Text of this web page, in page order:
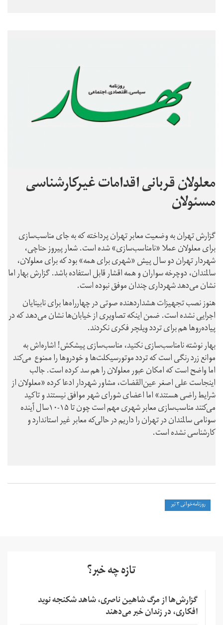
معلولان قربانی اقدامات غیرکارشناسی
مسئولان
گزارش تهران به وضعیت معابر تهران پرداخته که به جای مناسب‌‌سازی
برای معلولان عملا «نامناسب‌سازی» شده است. شعار پیروز حناچی،
شهردار تهران دو سال پیش «شهری برای همه» بود که برای معلولان،
سالمندان، دوچرخه سواران و همه اقشار قابل استفاده باشد. گزارش بهار اما
نشان می‌دهد شهرداری چندان موفق نبوده است.
هنوز نصب تجهیزات هشداردهنده صوتی در چهارراه‌ها برای نابینایان
اجرایی نشده است. ضمن اینکه تصاویری از خیابان‌ها نشان می‌دهد که در
پیاده‌روها هم برای تردد ویلچر فکری نکردند.
بهار نوشته نامناسب‌سازی نکنید، مناسب‌سازی پیشکش! اشاره‌اش به
موانع زرد رنگی است که تردد موتورسیکلت‌ها و خودرو‌ها را ممنوع می‌کند
اما واضح است که امکان عبور معلولان را هم سد کرده است. جالب
اینجاست علی اصغر عین‌القضات، مشاور شهردار ادعا کرده «معلولان از
شرایط راضی هستند» اما اعضای شورای شهر موافق نیستند و تاکید
می‌کنند مناسب‌سازی معابر شهری مهم است چون تا ۱۵-۱۰سال آینده
سونامی سالمندان در تهران را داریم در حالی‌که معابر غیر استاندارد و
کارشناسی نشده است.
روزنامه‌خوانی ۳ تیر
تازه چه خبر؟
گزارش‌ها از مرگ شاهین ناصری، شاهد شکنجه نوید
افکاری، در زندان خبر می‌دهند